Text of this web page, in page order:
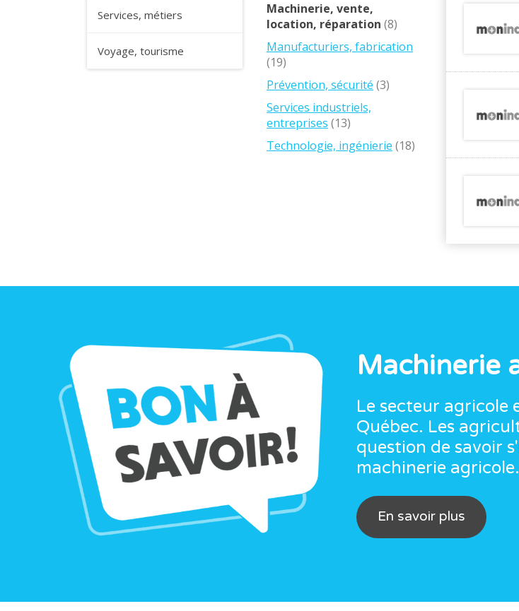
Services, métiers
Voyage, tourisme
Machinerie, vente,
location, réparation (8)
Manufacturiers, fabrication
(19)
Prévention, sécurité (3)
Services industriels,
entreprises (13)
Technologie, ingénierie (18)
Machinerie
Le secteur agricole
Québec. Les
question de savoir
machinerie
En savoir plus